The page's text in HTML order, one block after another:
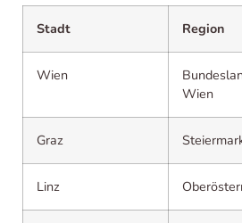
Stadt Region
Wien
Wien
Graz
Linz